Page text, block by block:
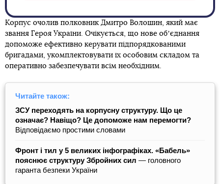
Корпус очолив полковник Дмитро Волошин, який має
звання Героя України. Очікується, що нове обʼєднання
допоможе ефективно керувати підпорядкованими
бригадами, укомплектовувати їх особовим складом та
оперативно забезпечувати всім необхідним.
Читайте також:
ЗСУ переходять на корпусну структуру. Що це
означає? Навіщо? Це допоможе нам перемогти?
Відповідаємо простими словами
Фронт і тил у 5 великих інфографіках. «Бабель»
пояснює структуру Збройних сил — головного
гаранта безпеки України